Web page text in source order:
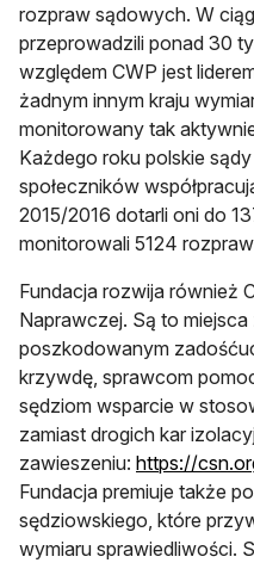
rozpraw sądowych. W
przeprowadzili ponad 30
względem CWP jest
żadnym innym kraju
monitorowany tak
Każdego roku polskie
społeczników
2015/2016 dotarli oni do
monitorowali 5124
Fundacja rozwija również
Naprawczej. Są to
poszkodowanym
krzywdę, sprawcom
sędziom wsparcie w
zamiast drogich kar
zawieszeniu: https://
Fundacja premiuje także
sędziowskiego, które
wymiaru sprawiedliwości.